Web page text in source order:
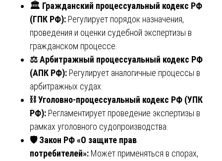
🏛️ Гражданский процессуальный кодекс РФ
(ГПК РФ): Регулирует порядок назначения,
проведения и оценки судебной экспертизы в
гражданском процессе.
⚖️Арбитражный процессуальный кодекс РФ
(АПК РФ): Регулирует аналогичные процессы в
арбитражных судах.
⛓️Уголовно-процессуальный кодекс РФ (УПК
РФ): Регламентирует проведение экспертизы в
рамках уголовного судопроизводства.
🛡️ Закон РФ «О защите прав
потребителей»: Может применяться в спорах,